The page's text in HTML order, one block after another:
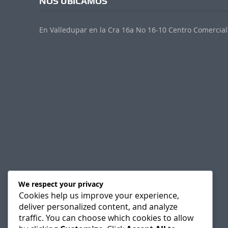
En Valledupar en la Cra 16a No 16-10 Centro
We respect your privacy
Cookies help us improve your experience,
deliver personalized content, and analyze
traffic. You can choose which cookies to allow